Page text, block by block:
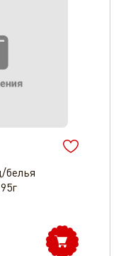
белья